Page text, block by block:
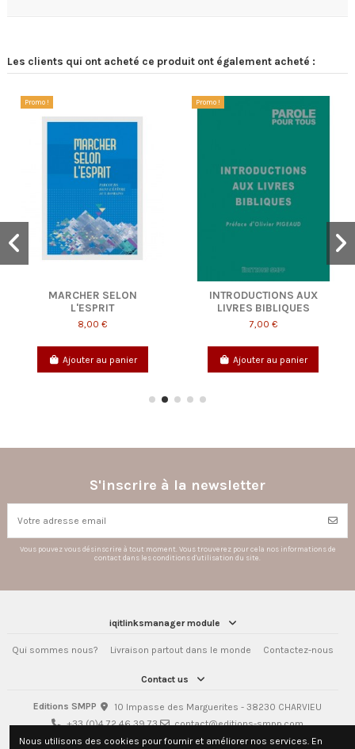
Les clients qui ont acheté ce produit ont également acheté :
Promo !
MARCHER SELON
L'ESPRIT
8,00 €
Ajouter au panier
Promo !
INTRODUCTIONS AUX
LIVRES BIBLIQUES
7,00 €
Ajouter au panier
S'inscrire à la newsletter
Vous pouvez vous désinscrire à tout moment. Vous trouverez pour cela nos informations de
contact dans les conditions d'utilisation du site.
iqitlinksmanager module
Qui sommes nous? Livraison partout dans le monde Contactez-nous
Contact us
Editions SMPP
10 Impasse des Marguerites - 38230 CHARVIEU
+33 (0)4 72 46 39 73
contact@editions-smpp.com
Nous utilisons des cookies pour fournir et améliorer nos services. En